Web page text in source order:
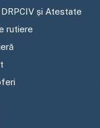
și Atestate
rutiere